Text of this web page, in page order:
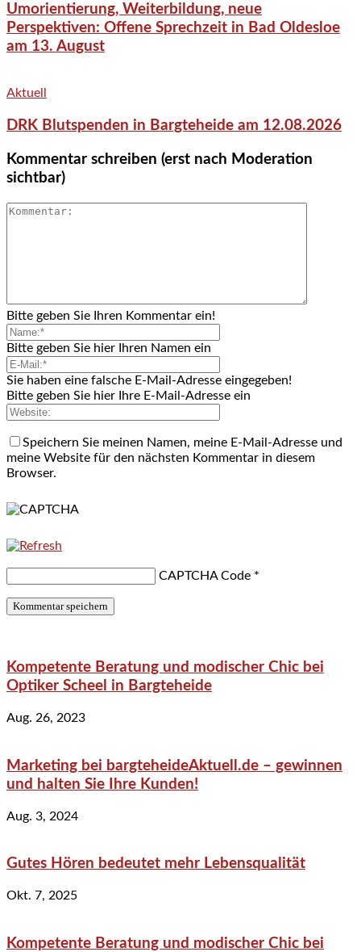
Umorientierung, Weiterbildung, neue
Perspektiven: Offene Sprechzeit in Bad Oldesloe
am 13. August
Aktuell
DRK Blutspenden in Bargteheide am 12.08.2026
Kommentar schreiben (erst nach Moderation
sichtbar)
Bitte geben Sie Ihren Kommentar ein!
Bitte geben Sie hier Ihren Namen ein
Sie haben eine falsche E-Mail-Adresse eingegeben!
Bitte geben Sie hier Ihre E-Mail-Adresse ein
Speichern Sie meinen Namen, meine E-Mail-Adresse und
meine Website für den nächsten Kommentar in diesem
Browser.
CAPTCHA Code *
Kompetente Beratung und modischer Chic bei
Optiker Scheel in Bargteheide
Aug. 26, 2023
Marketing bei bargteheideAktuell.de – gewinnen
und halten Sie Ihre Kunden!
Aug. 3, 2024
Gutes Hören bedeutet mehr Lebensqualität
Okt. 7, 2025
Kompetente Beratung und modischer Chic bei